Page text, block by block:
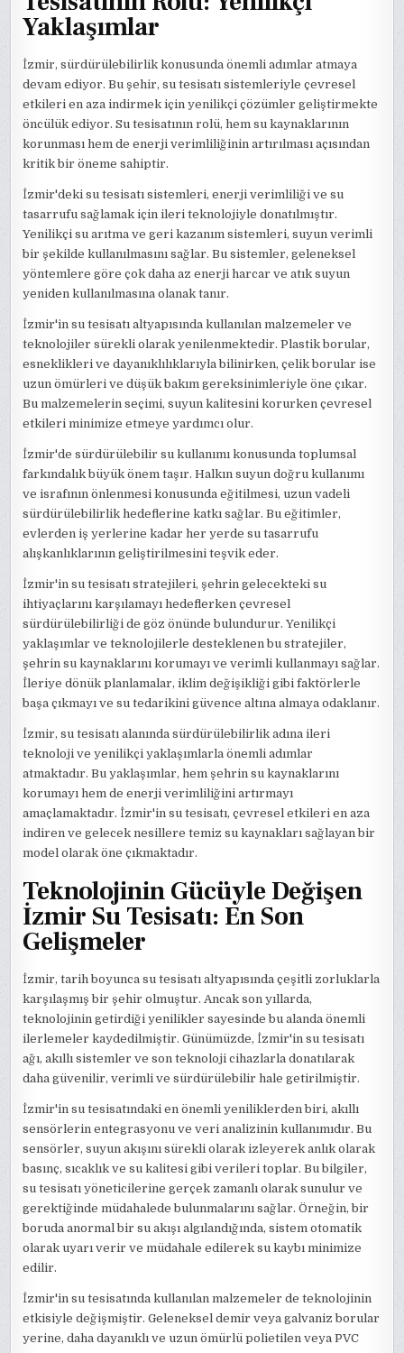
Yaklaşımlar
İzmir, sürdürülebilirlik konusunda önemli adımlar atmaya
devam ediyor. Bu şehir, su tesisatı sistemleriyle çevresel
etkileri en aza indirmek için yenilikçi çözümler geliştirmekte
öncülük ediyor. Su tesisatının rolü, hem su kaynaklarının
korunması hem de enerji verimliliğinin artırılması açısından
kritik bir öneme sahiptir.
İzmir'deki su tesisatı sistemleri, enerji verimliliği ve su
tasarrufu sağlamak için ileri teknolojiyle donatılmıştır.
Yenilikçi su arıtma ve geri kazanım sistemleri, suyun verimli
bir şekilde kullanılmasını sağlar. Bu sistemler, geleneksel
yöntemlere göre çok daha az enerji harcar ve atık suyun
yeniden kullanılmasına olanak tanır.
İzmir'in su tesisatı altyapısında kullanılan malzemeler ve
teknolojiler sürekli olarak yenilenmektedir. Plastik borular,
esneklikleri ve dayanıklılıklarıyla bilinirken, çelik borular ise
uzun ömürleri ve düşük bakım gereksinimleriyle öne çıkar.
Bu malzemelerin seçimi, suyun kalitesini korurken çevresel
etkileri minimize etmeye yardımcı olur.
İzmir'de sürdürülebilir su kullanımı konusunda toplumsal
farkındalık büyük önem taşır. Halkın suyun doğru kullanımı
ve israfının önlenmesi konusunda eğitilmesi, uzun vadeli
sürdürülebilirlik hedeflerine katkı sağlar. Bu eğitimler,
evlerden iş yerlerine kadar her yerde su tasarrufu
alışkanlıklarının geliştirilmesini teşvik eder.
İzmir'in su tesisatı stratejileri, şehrin gelecekteki su
ihtiyaçlarını karşılamayı hedeflerken çevresel
sürdürülebilirliği de göz önünde bulundurur. Yenilikçi
yaklaşımlar ve teknolojilerle desteklenen bu stratejiler,
şehrin su kaynaklarını korumayı ve verimli kullanmayı sağlar.
İleriye dönük planlamalar, iklim değişikliği gibi faktörlerle
başa çıkmayı ve su tedarikini güvence altına almaya odaklanır.
İzmir, su tesisatı alanında sürdürülebilirlik adına ileri
teknoloji ve yenilikçi yaklaşımlarla önemli adımlar
atmaktadır. Bu yaklaşımlar, hem şehrin su kaynaklarını
korumayı hem de enerji verimliliğini artırmayı
amaçlamaktadır. İzmir'in su tesisatı, çevresel etkileri en aza
indiren ve gelecek nesillere temiz su kaynakları sağlayan bir
model olarak öne çıkmaktadır.
Teknolojinin Gücüyle Değişen
İzmir Su Tesisatı: En Son
Gelişmeler
İzmir, tarih boyunca su tesisatı altyapısında çeşitli zorluklarla
karşılaşmış bir şehir olmuştur. Ancak son yıllarda,
teknolojinin getirdiği yenilikler sayesinde bu alanda önemli
ilerlemeler kaydedilmiştir. Günümüzde, İzmir'in su tesisatı
ağı, akıllı sistemler ve son teknoloji cihazlarla donatılarak
daha güvenilir, verimli ve sürdürülebilir hale getirilmiştir.
İzmir'in su tesisatındaki en önemli yeniliklerden biri, akıllı
sensörlerin entegrasyonu ve veri analizinin kullanımıdır. Bu
sensörler, suyun akışını sürekli olarak izleyerek anlık olarak
basınç, sıcaklık ve su kalitesi gibi verileri toplar. Bu bilgiler,
su tesisatı yöneticilerine gerçek zamanlı olarak sunulur ve
gerektiğinde müdahalede bulunmalarını sağlar. Örneğin, bir
boruda anormal bir su akışı algılandığında, sistem otomatik
olarak uyarı verir ve müdahale edilerek su kaybı minimize
edilir.
İzmir'in su tesisatında kullanılan malzemeler de teknolojinin
etkisiyle değişmiştir. Geleneksel demir veya galvaniz borular
yerine, daha dayanıklı ve uzun ömürlü polietilen veya PVC